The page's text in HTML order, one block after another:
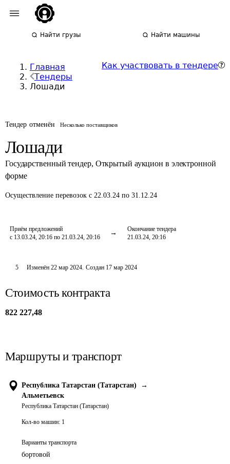
Найти грузы Найти машины
Главная
Тендеры
Лошади
Как участвовать в тендере
Тендер отменён Несколько поставщиков
Лошади
Государственный тендер, Открытый аукцион в электронной
форме
Осуществление перевозок с 22.03.24 по 31.12.24
Приём предложений
с 13.03.24, 20:16 по 21.03.24, 20:16
Окончание тендера
21.03.24, 20:16
5 Изменён 22 мар 2024. Создан 17 мар 2024
Стоимость контракта
822 227,48
Маршруты и транспорт
Республика Татарстан (Татарстан)
→
Альметьевск
Республика Татарстан (Татарстан)
Кол-во машин: 1
Варианты транспорта
бортовой